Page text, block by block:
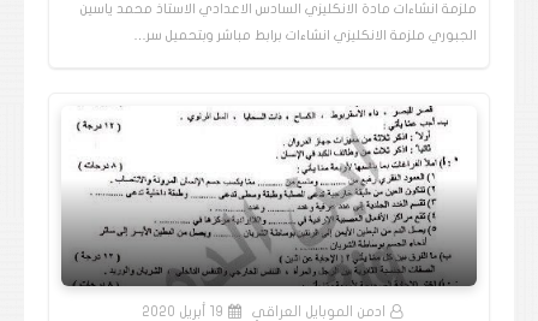
ملزمة انشاءات مادة الانكليزي السادس الاعدادي الاستاذ محمد ياسين
الجبوري ملزمة الانكليزي انشاءات برابط مباشر وبتحميل سر…
ادمن الموبايل العراقي 19 أبريل 2020